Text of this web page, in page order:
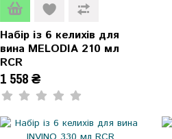
Набір із 6 келихів для
вина MELODIA 210 мл
RCR
1 558 ₴